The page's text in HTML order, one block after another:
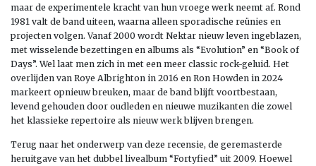
maar de experimentele kracht van hun vroege werk neemt af. Rond
1981 valt de band uiteen, waarna alleen sporadische reünies en
projecten volgen. Vanaf 2000 wordt Nektar nieuw leven ingeblazen,
met wisselende bezettingen en albums als “Evolution” en “Book of
Days”. Wel laat men zich in met een meer classic rock-geluid. Het
overlijden van Roye Albrighton in 2016 en Ron Howden in 2024
markeert opnieuw breuken, maar de band blijft voortbestaan,
levend gehouden door oudleden en nieuwe muzikanten die zowel
het klassieke repertoire als nieuw werk blijven brengen.
Terug naar het onderwerp van deze recensie, de geremasterde
heruitgave van het dubbel livealbum “Fortyfied” uit 2009. Hoewel